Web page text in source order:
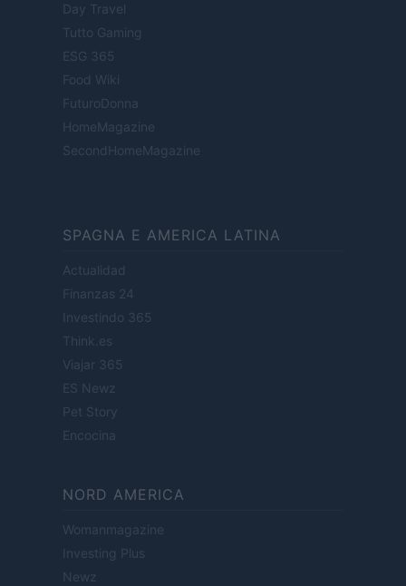
Day Travel
Tutto Gaming
ESG 365
Food Wiki
FuturoDonna
HomeMagazine
SecondHomeMagazine
SPAGNA E AMERICA LATINA
Actualidad
Finanzas 24
Investindo 365
Think.es
Viajar 365
ES Newz
Pet Story
Encocina
NORD AMERICA
Womanmagazine
Investing Plus
Newz